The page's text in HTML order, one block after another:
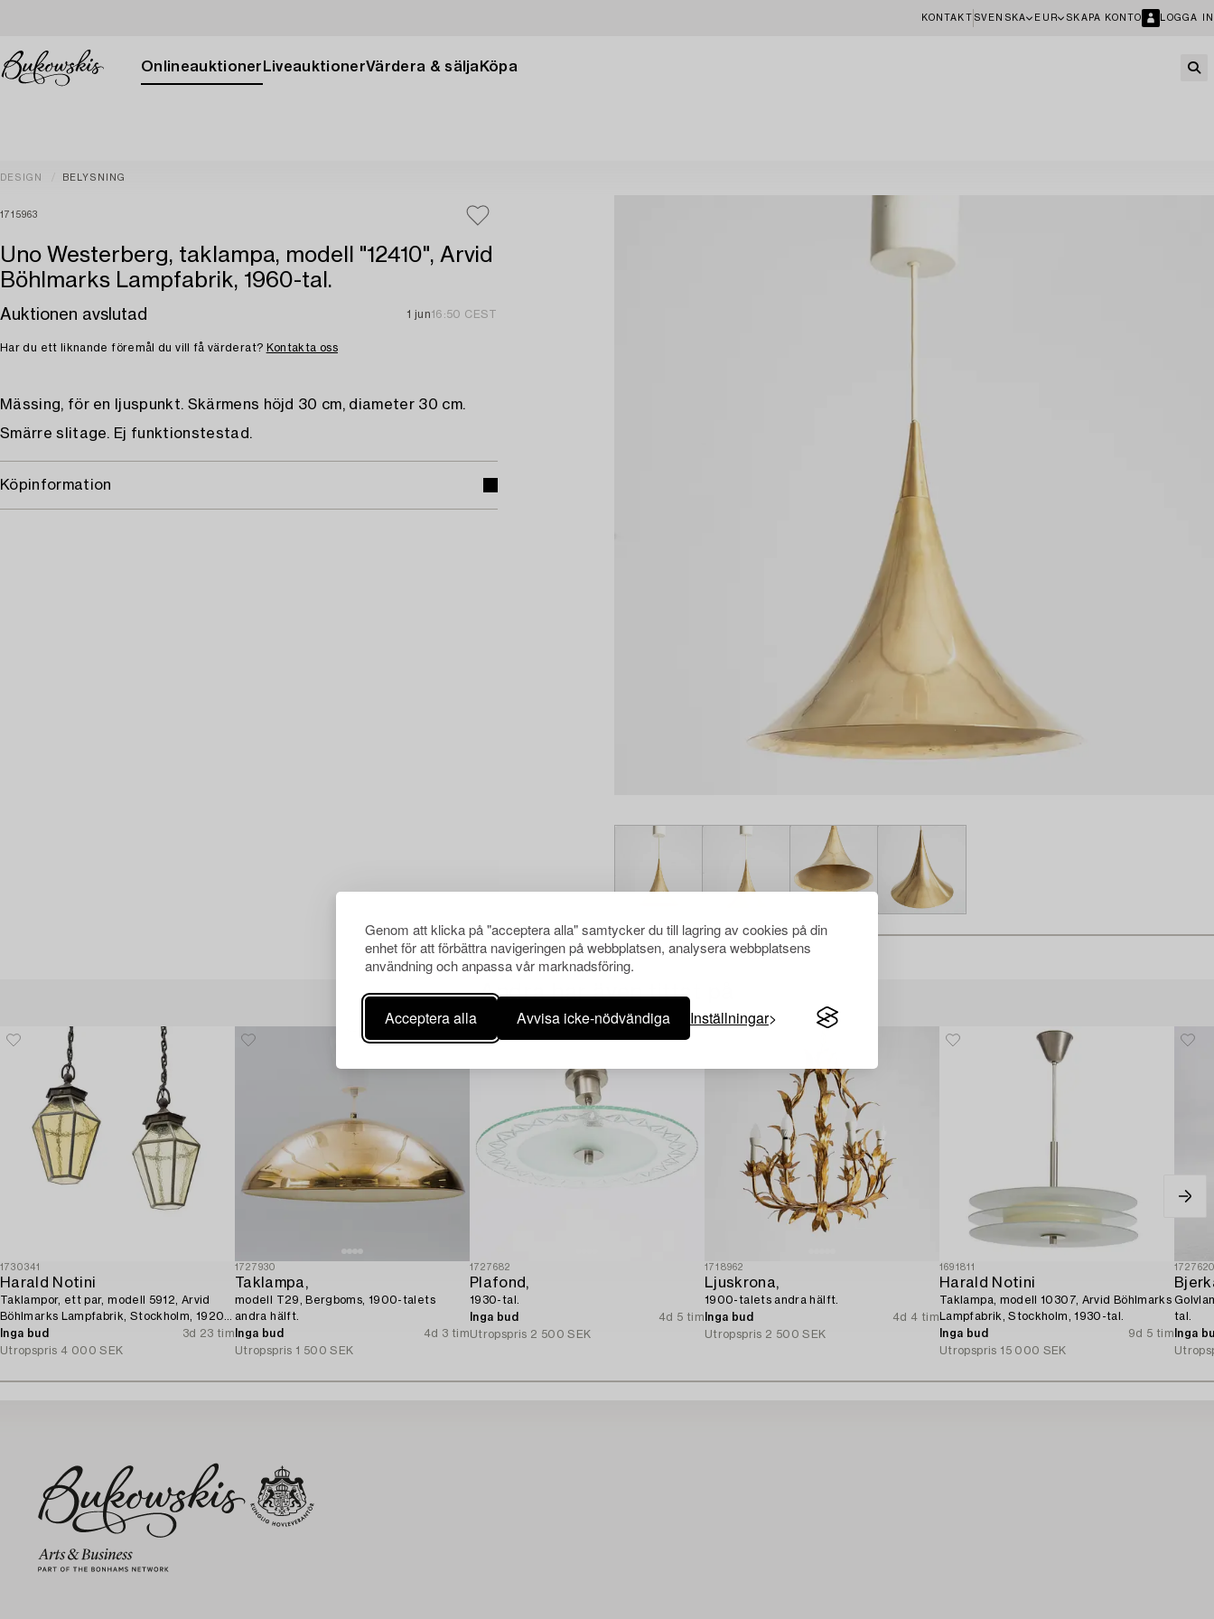
Genom att klicka på "acceptera alla" samtycker du till lagring av cookies på din
enhet för att förbättra navigeringen på webbplatsen, analysera webbplatsens
användning och anpassa vår marknadsföring.
Acceptera alla Avvisa icke-nödvändiga Inställningar
KONTAKT SVENSKA EUR SKAPA KONTO LOGGA IN
Onlineauktioner LiveauktionerVärdera & sälja Köpa
DESIGN BELYSNING
1715963
Uno Westerberg, taklampa, modell "12410", Arvid
Böhlmarks Lampfabrik, 1960-tal.
Auktionen avslutad 1 jun16:50 CEST
Har du ett liknande föremål du vill få värderat? Kontakta oss
Mässing, för en ljuspunkt. Skärmens höjd 30 cm, diameter 30 cm.
Smärre slitage. Ej funktionstestad.
Köpinformation
Andra har även tittat på
1730341
Harald Notini
Taklampor, ett par, modell 5912, Arvid
Böhlmarks Lampfabrik, Stockholm, 1920-
tal.
Inga bud
3d 23 tim
Utropspris 4 000 SEK
1727930
Taklampa,
modell T29, Bergboms, 1900-talets
andra hälft.
Inga bud
4d 3 tim
Utropspris 1 500 SEK
1727682
Plafond,
1930-tal.
Inga bud
4d 5 tim
Utropspris 2 500 SEK
1718962
Ljuskrona,
1900-talets andra hälft.
Inga bud
4d 4 tim
Utropspris 2 500 SEK
1691811
Harald Notini
Taklampa, modell 10307, Arvid Böhlmarks
Lampfabrik, Stockholm, 1930-tal.
Inga bud
9d 5 tim
Utropspris 15 000 SEK
tal.
Inga